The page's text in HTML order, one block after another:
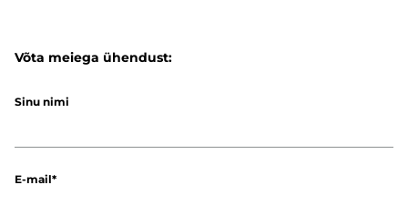
Võta meiega ühendust:
Sinu nimi
E-mail